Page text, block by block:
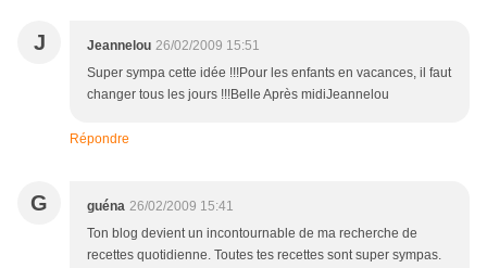
J Jeannelou 26/02/2009 15:51
Super sympa cette idée !!!Pour les enfants en vacances, il faut
changer tous les jours !!!Belle Après midiJeannelou
Répondre
G guéna 26/02/2009 15:41
Ton blog devient un incontournable de ma recherche de
recettes quotidienne. Toutes tes recettes sont super sympas.